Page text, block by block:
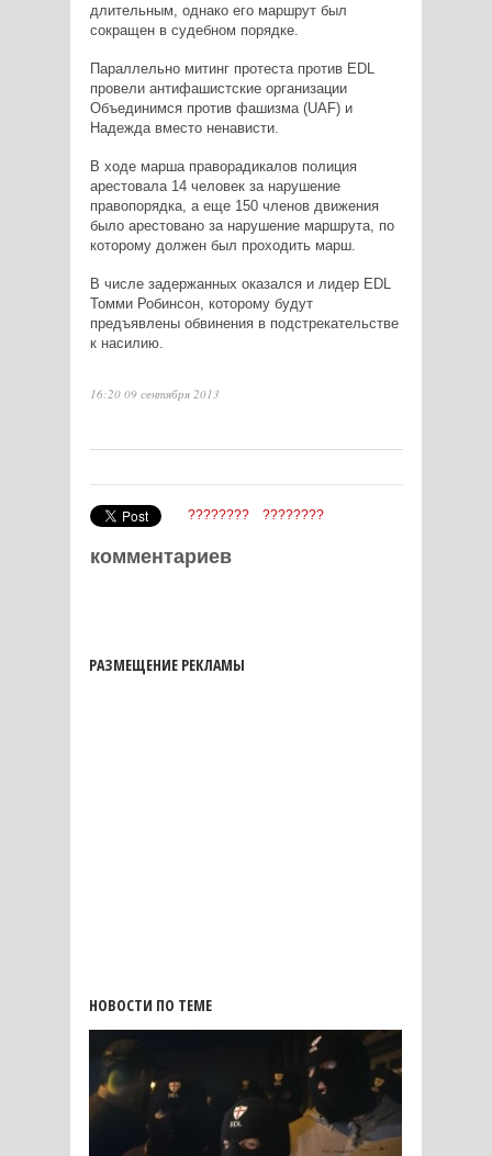
длительным, однако его маршрут был
сокращен в судебном порядке.
Параллельно митинг протеста против EDL
провели антифашистские организации
Объединимся против фашизма (UAF) и
Надежда вместо ненависти.
В ходе марша праворадикалов полиция
арестовала 14 человек за нарушение
правопорядка, а еще 150 членов движения
было арестовано за нарушение маршрута, по
которому должен был проходить марш.
В числе задержанных оказался и лидер EDL
Томми Робинсон, которому будут
предъявлены обвинения в подстрекательстве
к насилию.
16:20 09 сентября 2013
???????? ????????
комментариев
РАЗМЕЩЕНИЕ РЕКЛАМЫ
НОВОСТИ ПО ТЕМЕ